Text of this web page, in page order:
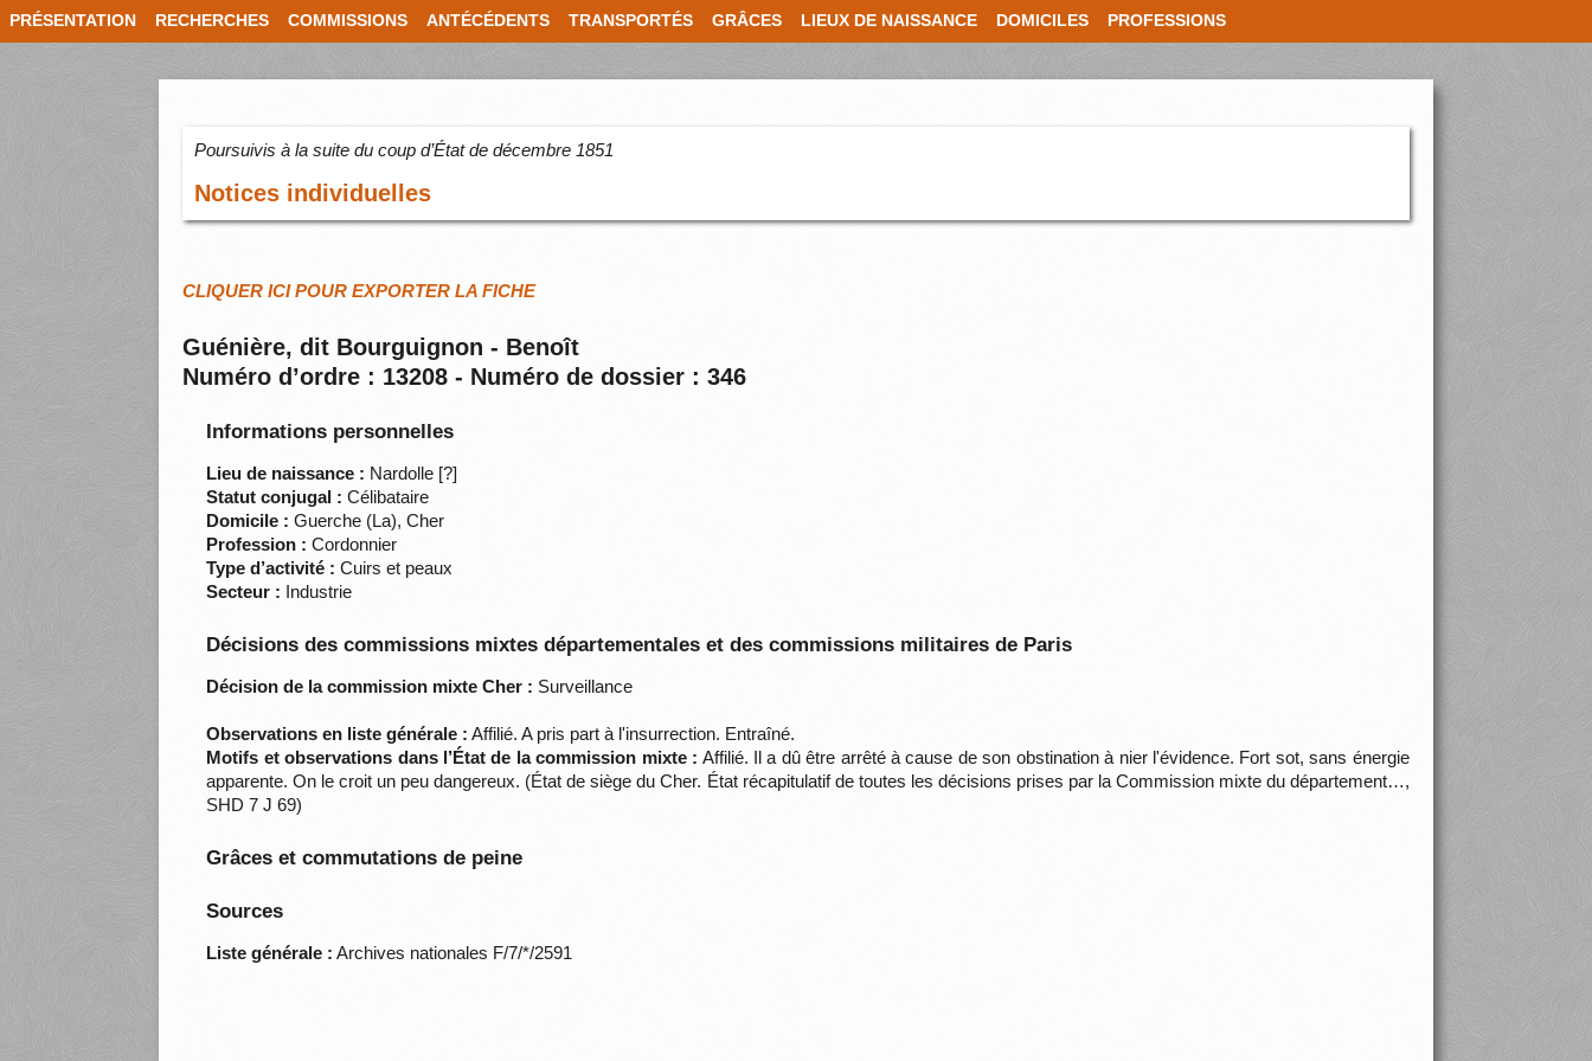
PRÉSENTATION RECHERCHES COMMISSIONS ANTÉCÉDENTS TRANSPORTÉS GRÂCES LIEUX DE NAISSANCE DOMICILES PROFESSIONS
Poursuivis à la suite du coup d’État de décembre 1851
Notices individuelles
CLIQUER ICI POUR EXPORTER LA FICHE
Guénière, dit Bourguignon - Benoît
Numéro d’ordre : 13208 - Numéro de dossier : 346
Informations personnelles
Lieu de naissance : Nardolle [?]
Statut conjugal : Célibataire
Domicile : Guerche (La), Cher
Profession : Cordonnier
Type d’activité : Cuirs et peaux
Secteur : Industrie
Décisions des commissions mixtes départementales et des commissions militaires de Paris
Décision de la commission mixte Cher : Surveillance
Observations en liste générale : Affilié. A pris part à l'insurrection. Entraîné.
Motifs et observations dans l’État de la commission mixte : Affilié. Il a dû être arrêté à cause de son obstination à nier l'évidence. Fort sot, sans énergie
apparente. On le croit un peu dangereux. (État de siège du Cher. État récapitulatif de toutes les décisions prises par la Commission mixte du département…,
SHD 7 J 69)
Grâces et commutations de peine
Sources
Liste générale : Archives nationales F/7/*/2591